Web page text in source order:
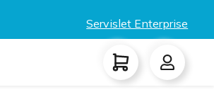
Servislet Enterprise